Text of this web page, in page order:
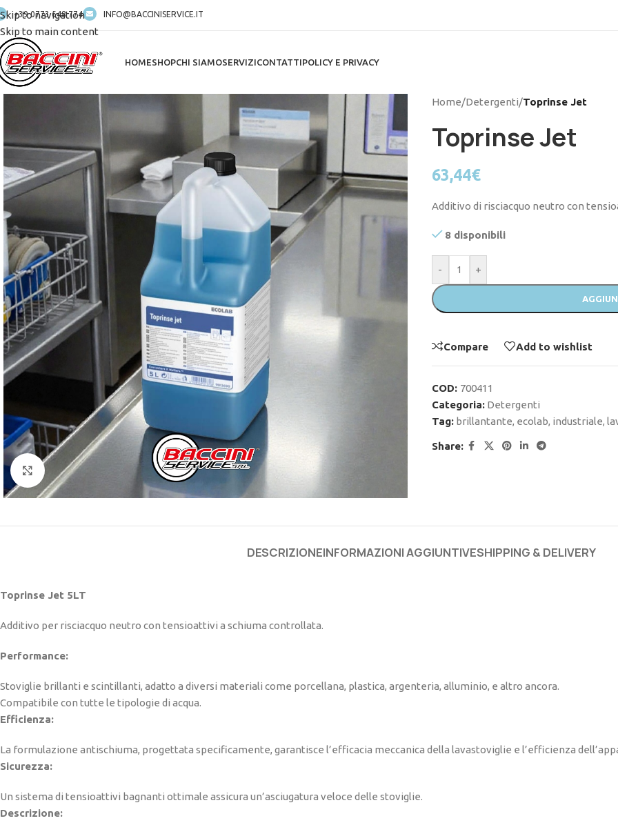
Skip to navigation
Skip to main content
+39 0773 648 774 INFO@BACCINISERVICE.IT
HOMESHOPCHI SIAMOSERVIZICONTATTIPOLICY E PRIVACY
Click to enlarge
Home/Detergenti/Toprinse Jet
Toprinse Jet
63,44€
Additivo di risciacquo neutro con
8 disponibili
- +
Compare Add to wishlist
COD: 700411
Categoria: Detergenti
Tag: brillantante, ecolab, industriale,
Share:
DESCRIZIONEINFORMAZIONI AGGIUNTIVESHIPPING & DELIVERY
Toprinse Jet 5LT
Additivo per risciacquo neutro con tensioattivi a schiuma controllata.
Performance:
Stoviglie brillanti e scintillanti, adatto a diversi materiali come porcellana, plastica, argenteria, alluminio, e altro ancora.
Compatibile con tutte le tipologie di acqua.
Efficienza:
La formulazione antischiuma, progettata specificamente, garantisce l’efficacia meccanica della lavastoviglie e l’efficienza
Sicurezza:
Un sistema di tensioattivi bagnanti ottimale assicura un’asciugatura veloce delle stoviglie.
Descrizione: